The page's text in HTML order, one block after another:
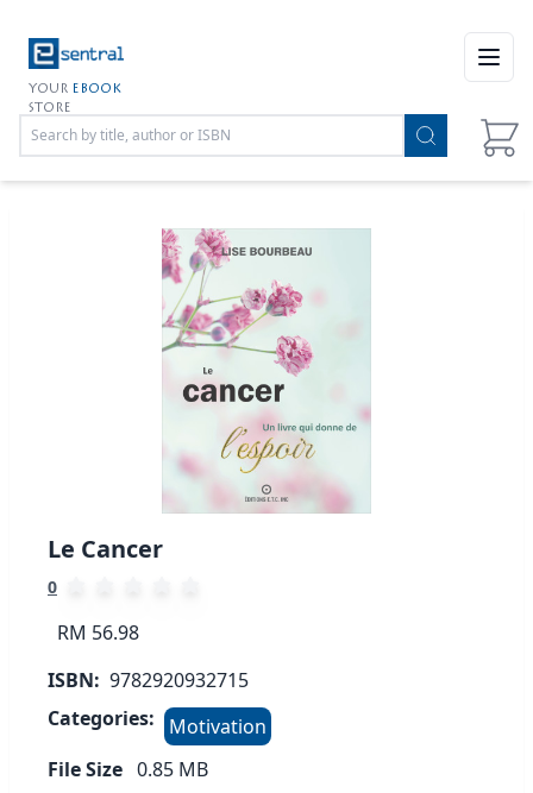
YOUR EBOOK
STORE
Le Cancer
0
RM 56.98
ISBN: 9782920932715
Categories:
Motivation
File Size 0.85 MB